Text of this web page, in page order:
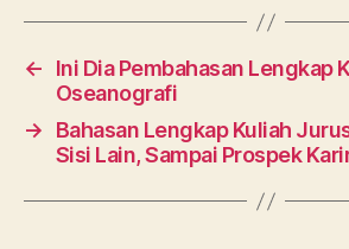
←
Ini Dia Pembahasan Lengkap
Oseanografi
→
Bahasan Lengkap Kuliah
Sisi Lain, Sampai Prospek